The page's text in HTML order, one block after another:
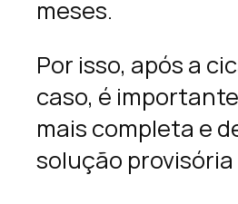
meses.
Por isso, após a
caso, é
mais completa e
solução